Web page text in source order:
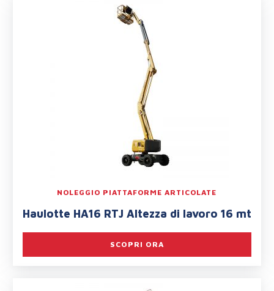
NOLEGGIO PIATTAFORME ARTICOLATE
Haulotte HA16 RTJ Altezza di lavoro 16 mt
SCOPRI ORA